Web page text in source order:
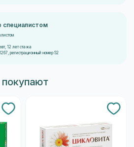
специалистом
12 лет стажа
регистрационный номер 52